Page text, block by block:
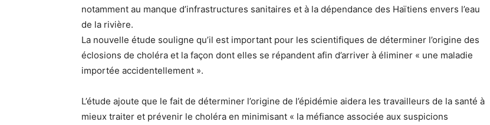
notamment au manque d’infrastructures sanitaires et à la dépendance des Haïtiens envers l’eau
de la rivière.
La nouvelle étude souligne qu’il est important pour les scientifiques de déterminer l’origine des
éclosions de choléra et la façon dont elles se répandent afin d’arriver à éliminer « une maladie
importée accidentellement ».
L’étude ajoute que le fait de déterminer l’origine de l’épidémie aidera les travailleurs de la santé à
mieux traiter et prévenir le choléra en minimisant « la méfiance associée aux suspicions